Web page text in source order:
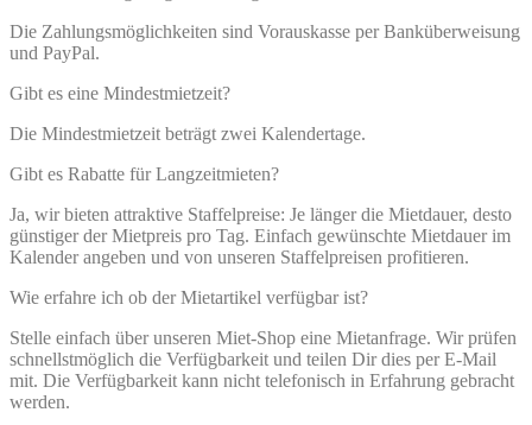
Die Zahlungsmöglichkeiten sind Vorauskasse per Banküberweisung
und PayPal.
Gibt es eine Mindestmietzeit?
Die Mindestmietzeit beträgt zwei Kalendertage.
Gibt es Rabatte für Langzeitmieten?
Ja, wir bieten attraktive Staffelpreise: Je länger die Mietdauer, desto
günstiger der Mietpreis pro Tag. Einfach gewünschte Mietdauer im
Kalender angeben und von unseren Staffelpreisen profitieren.
Wie erfahre ich ob der Mietartikel verfügbar ist?
Stelle einfach über unseren Miet-Shop eine Mietanfrage. Wir prüfen
schnellstmöglich die Verfügbarkeit und teilen Dir dies per E-Mail
mit. Die Verfügbarkeit kann nicht telefonisch in Erfahrung gebracht
werden.